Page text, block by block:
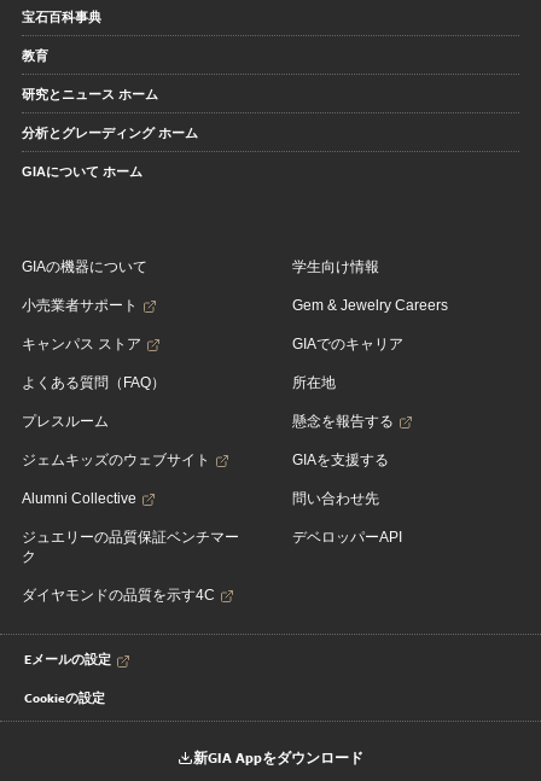
宝石百科事典
教育
研究とニュース ホーム
分析とグレーディング ホーム
GIAについて ホーム
GIAの機器について
小売業者サポート
キャンパス ストア
よくある質問（FAQ）
プレスルーム
ジェムキッズのウェブサイト
Alumni Collective
ジュエリーの品質保証ベンチマー
ク
ダイヤモンドの品質を示す4C
学生向け情報
Gem & Jewelry Careers
GIAでのキャリア
所在地
懸念を報告する
GIAを支援する
問い合わせ先
デベロッパーAPI
Eメールの設定
Cookieの設定
新GIA Appをダウンロード